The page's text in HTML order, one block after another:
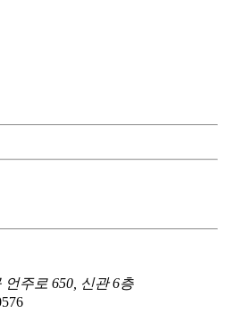
주로 650, 신관 6층